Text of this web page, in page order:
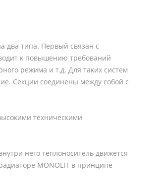
два типа. Первый связан с
к повышению требований
режима и т.д. Для таких систем
Секции соединены между собой с
техническими
него теплоноситель движется
MONOLIT в принципе